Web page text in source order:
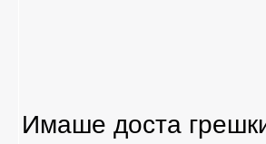
Имаше доста